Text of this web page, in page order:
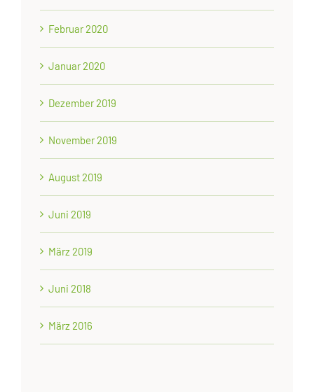
Februar 2020
Januar 2020
Dezember 2019
November 2019
August 2019
Juni 2019
März 2019
Juni 2018
März 2016